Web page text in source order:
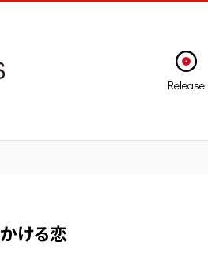
Release
ける恋